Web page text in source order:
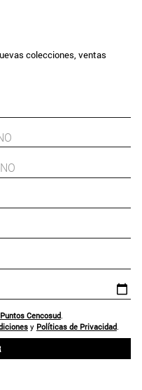
colecciones, ventas
Puntos Cencosud.
y Políticas de Privacidad.